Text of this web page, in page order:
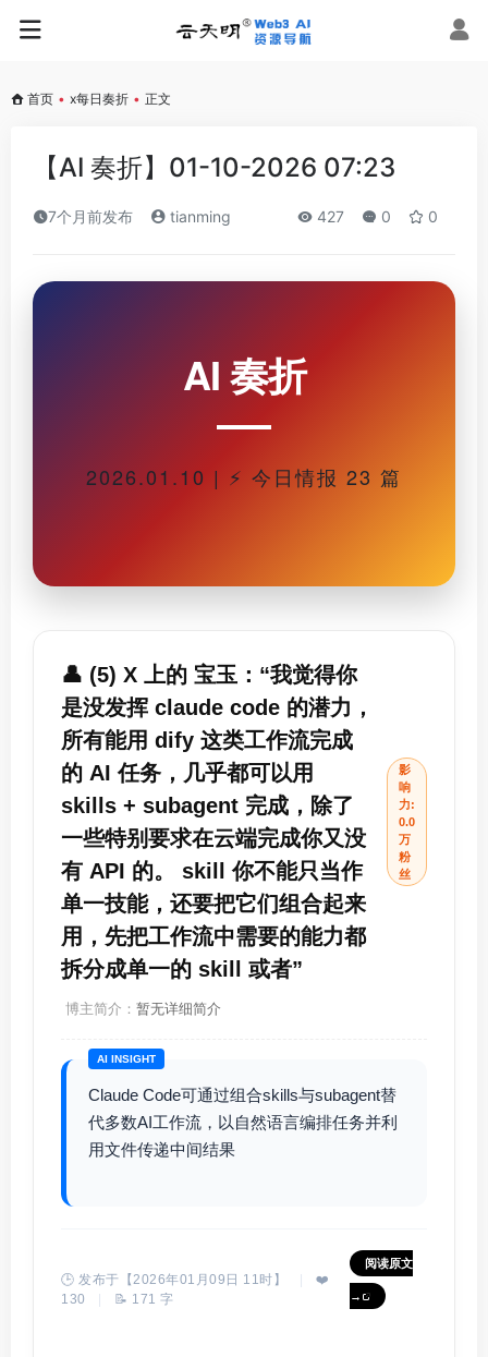
首页 • x每日奏折 • 正文
【AI 奏折】01-10-2026 07:23
7个月前发布 tianming 427 0 0
AI 奏折
2026.01.10 | ⚡ 今日情报 23 篇
👤 (5) X 上的 宝玉：“我觉得你
是没发挥 claude code 的潜力，
所有能用 dify 这类工作流完成
的 AI 任务，几乎都可以用
skills + subagent 完成，除了
一些特别要求在云端完成你又没
有 API 的。 skill 你不能只当作
单一技能，还要把它们组合起来
用，先把工作流中需要的能力都
拆分成单一的 skill 或者”
影
响
力:
0.0
万
粉
丝
博主简介： 暂无详细简介
AI INSIGHT
Claude Code可通过组合skills与subagent替
代多数AI工作流，以自然语言编排任务并利
用文件传递中间结果
🕒 发布于【2026年01月09日 11时】
❤️
130
📝 171 字
阅读原文
→